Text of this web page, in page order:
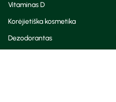
Vitaminas D
Korėjietiška kosmetika
Dezodorantas